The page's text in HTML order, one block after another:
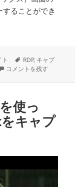
ることができ
プでNetflixのキャ
タ
グ
RDP, キャプ
リモートデスクトップ
コメントを残す
使っ
キャプ